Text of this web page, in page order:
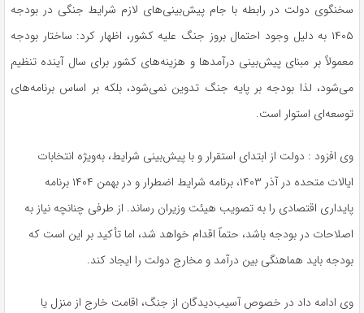
سخنگوی دولت در رابطه با جام پیش‌بینی‌های لازم شرایط جنگی در بودجه
۱۴۰۵ به دلیل وجود احتمال بروز جنگ علیه کشور، اظهار کرد: ساختار بودجه
معمولاً بر مبنای پیش‌بینی درآمدها و هزینه‌های کشور برای سال آینده تنظیم
می‌شود، لذا بودجه بر پایه جنگ تدوین نمی‌شود، بلکه بر اساس برنامه‌های
توسعه‌ای استوار است.
وی افزود : دولت از ابتدای استقرار و با پیش‌بینی شرایط، به‌ویژه انتخابات
ایالات متحده در آذر ۱۴۰۳، برنامه شرایط اضطرار و در بهمن ۱۴۰۴ برنامه
پایداری اقتصادی را به تصویب هیئت وزیران رساند. از طرفی چنانچه نیاز به
اصلاحات در بودجه باشد، حتماً اقدام خواهد شد، اما تأکید بر این است که
بودجه باید هماهنگی بین درآمد و مخارج دولت را ایجاد کند.
وی ادامه داد در خصوص آسیب‌دیدگان از جنگ، اقامت خارج از منزل یا